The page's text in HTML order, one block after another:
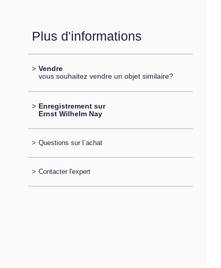
Plus d'informations
> Vendre
vous souhaitez vendre un objet similaire?
> Enregistrement sur
Ernst Wilhelm Nay
> Questions sur l´achat
> Contacter l'expert